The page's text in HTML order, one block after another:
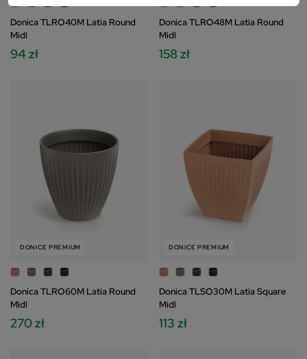
dolnym rogu strony. Niektóre rodzaje
przetwarzania danych nie wymagają zgody
użytkownika, ale masz prawo sprzeciwić się
Szczegółowe informacje dotyczące przetwarzania
Twoich danych znajdziesz w Polityce Prywatności i
Cookies oraz po kliknięciu w ikonę "Zmień
ustawienia prywatności".
Donica TLRO40M Latia Round
Midl
94 zł
Donica TLRO48M Latia Round
Midl
158 zł
DONICE PREMIUM
Donica TLRO60M Latia Round
Midl
270 zł
DONICE PREMIUM
Donica TLSO30M Latia Square
Midl
113 zł